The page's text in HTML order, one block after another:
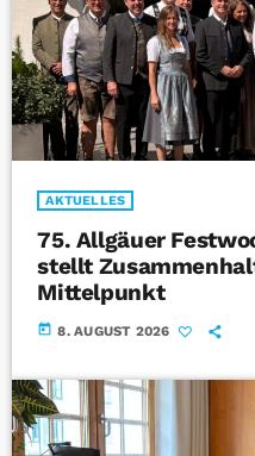
AKTUELLES
75. Allgäuer
stellt
Mittelpunkt
today 8. AUGUST 2026